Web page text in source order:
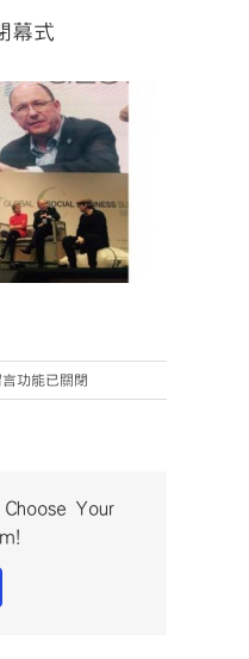
幕式
言功能已關閉
Your